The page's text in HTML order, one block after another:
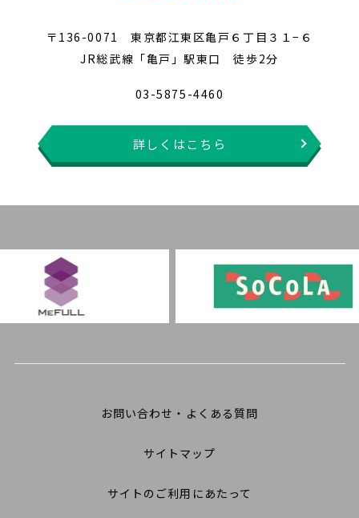
〒136-0071 東京都江東区亀戸６丁目３１−６
JR総武線「亀戸」駅東口 徒歩2分
03-5875-4460
詳しくはこちら
お問い合わせ・よくある質問
サイトマップ
サイトのご利用にあたって